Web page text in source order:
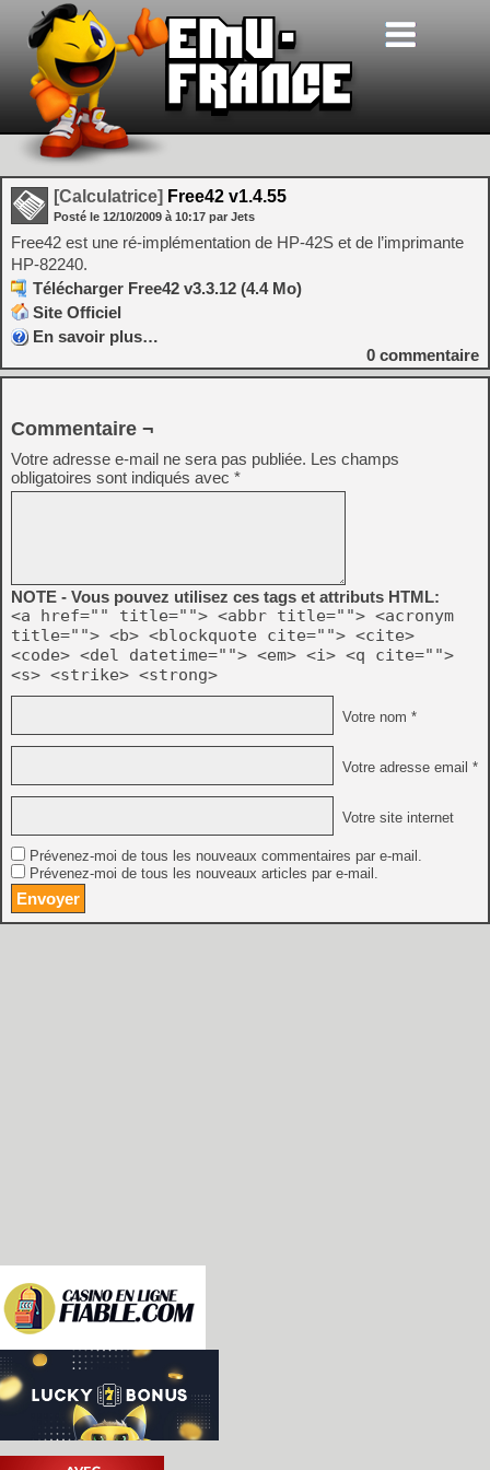
[Calculatrice] Free42 v1.4.55
Posté le 12/10/2009 à 10:17 par Jets
Free42 est une ré-implémentation de HP-42S et de l’imprimante
HP-82240.
Télécharger Free42 v3.3.12 (4.4 Mo)
Site Officiel
En savoir plus…
0 commentaire
Commentaire ¬
Votre adresse e-mail ne sera pas publiée. Les champs
obligatoires sont indiqués avec *
NOTE - Vous pouvez utilisez ces tags et attributs HTML:
<a href="" title=""> <abbr title=""> <acronym
title=""> <b> <blockquote cite=""> <cite>
<code> <del datetime=""> <em> <i> <q cite="">
<s> <strike> <strong>
Votre nom *
Votre adresse email *
Votre site internet
Prévenez-moi de tous les nouveaux commentaires par e-mail.
Prévenez-moi de tous les nouveaux articles par e-mail.